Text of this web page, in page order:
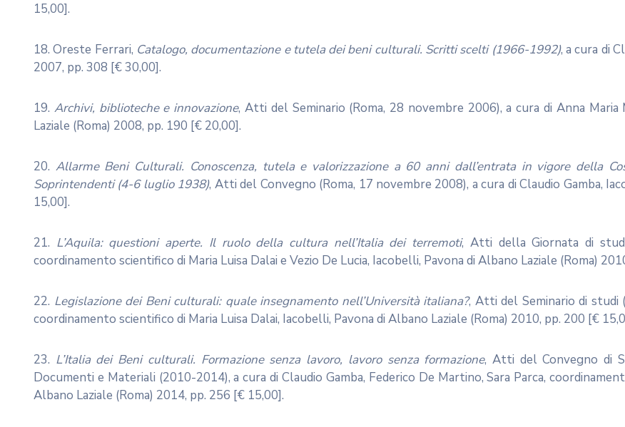
15,00].
18. Oreste Ferrari, Catalogo, documentazione e tutela dei beni culturali. Scritti scelti (1966-1992), a cura di
2007, pp. 308 [€ 30,00].
19. Archivi, biblioteche e innovazione, Atti del Seminario (Roma, 28 novembre 2006), a cura di Anna
Laziale (Roma) 2008, pp. 190 [€ 20,00].
20. Allarme Beni Culturali. Conoscenza, tutela e valorizzazione a 60 anni dall’entrata in vigore della
Soprintendenti (4-6 luglio 1938), Atti del Convegno (Roma, 17 novembre 2008), a cura di Claudio Gamba,
15,00].
21. L’Aquila: questioni aperte. Il ruolo della cultura nell’Italia dei terremoti, Atti della Giornata di
coordinamento scientifico di Maria Luisa Dalai e Vezio De Lucia, Iacobelli, Pavona di Albano Laziale (Roma)
22. Legislazione dei Beni culturali: quale insegnamento nell’Università italiana?, Atti del Seminario di studi
coordinamento scientifico di Maria Luisa Dalai, Iacobelli, Pavona di Albano Laziale (Roma) 2010, pp. 200 [€
23. L’Italia dei Beni culturali. Formazione senza lavoro, lavoro senza formazione, Atti del Convegno di
Documenti e Materiali (2010-2014), a cura di Claudio Gamba, Federico De Martino, Sara Parca,
Albano Laziale (Roma) 2014, pp. 256 [€ 15,00].